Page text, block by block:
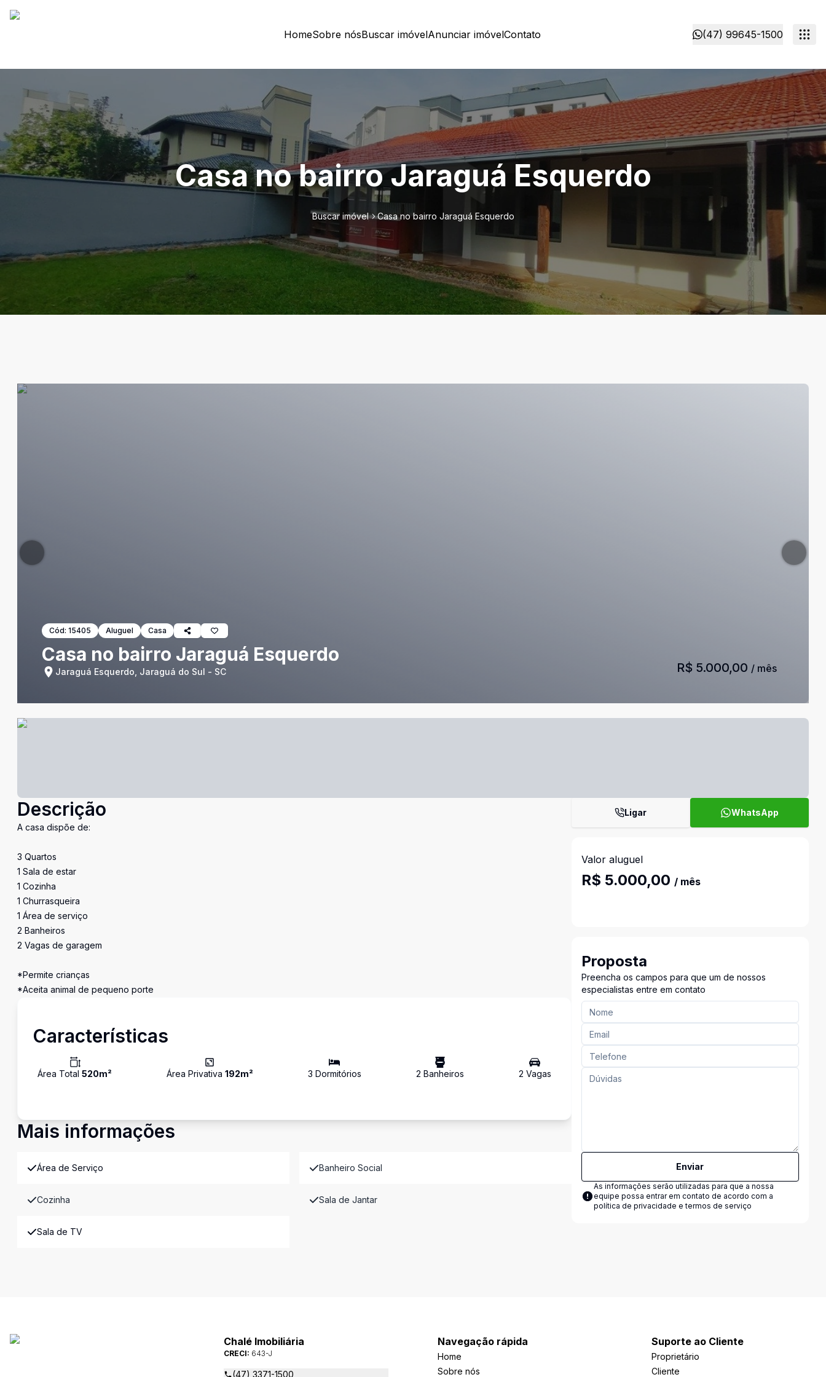
HomeSobre nósBuscar imóvelAnunciar imóvelContato (47) 99645-1500
Casa no bairro Jaraguá Esquerdo
Buscar imóvel Casa no bairro Jaraguá Esquerdo
Cód: 15405 Aluguel Casa
Casa no bairro Jaraguá Esquerdo
Jaraguá Esquerdo, Jaraguá do Sul - SC R$ 5.000,00 / mês
Descrição
A casa dispõe de:
3 Quartos
1 Sala de estar
1 Cozinha
1 Churrasqueira
1 Área de serviço
2 Banheiros
2 Vagas de garagem
*Permite crianças
*Aceita animal de pequeno porte
Características
Área Total 520m² Área Privativa 192m² 3 Dormitórios 2 Banheiros 2 Vagas
Mais informações
Área de Serviço Banheiro Social
Cozinha Sala de Jantar
Sala de TV
Ligar WhatsApp
Valor aluguel
R$ 5.000,00 / mês
Proposta
Preencha os campos para que um de nossos
especialistas entre em contato
Enviar
As informações serão utilizadas para que a nossa
equipe possa entrar em contato de acordo com a
política de privacidade e termos de serviço
Chalé Imobiliária
CRECI: 643-J
(47) 3371-1500
Navegação rápida
Home
Sobre nós
Suporte ao Cliente
Proprietário
Cliente